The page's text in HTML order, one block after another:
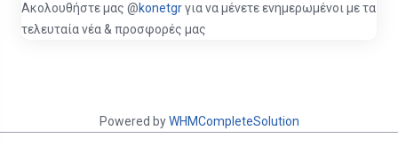
Ακολουθήστε μας @konetgrγια να μένετε ενημερωμένοι με τα
τελευταία νέα & προσφορές μας
Powered byWHMCompleteSolution